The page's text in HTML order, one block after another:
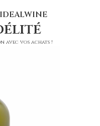
avec vos achats !